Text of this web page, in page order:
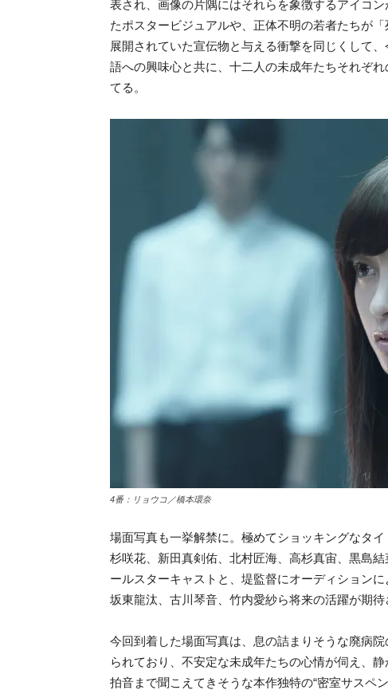
表され、画像の片隅にはそれらを象徴するアイコ
たポスタービジュアルや、正体不明の若者たちが
展開されていた宣伝物と与える衝撃を同じくして
語への興味心と共に、十二人の未成年たちそれぞ
てる。
4番：リョウコ／橋本環奈
場面写真も一挙解禁に。極めてショッキングなタ
杉咲花、新田真剣佑、北村匠海、高杉真宙、黒島
ールスターキャストと、堤監督にオーディション
坂東龍汰、古川琴音、竹内愛紗ら将来の活躍が期待
今回到着した場面写真は、息の詰まりそうな廃病
られており、不安定な未成年たちの心情が伺え、
拍音まで聞こえてきそうな本作独特の“密室サスペ